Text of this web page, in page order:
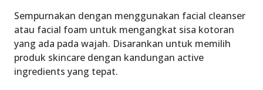
Sempurnakan dengan menggunakan facial cleanser
atau facial foam untuk mengangkat sisa kotoran
yang ada pada wajah. Disarankan untuk memilih
produk skincare dengan kandungan active
ingredients yang tepat.